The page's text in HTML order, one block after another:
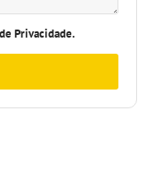
Privacidade.